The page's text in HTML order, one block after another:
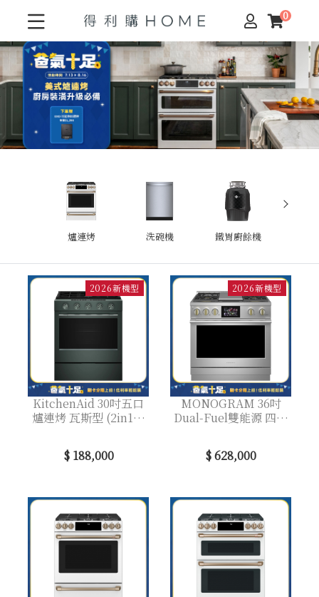
爐連烤 洗碗機 鐵胃廚餘機
2026新機型
KitchenAid 30吋五口
爐連烤 瓦斯型 (2in1雙
$ 188,000
2026新機型
MONOGRAM 36吋
Dual-Fuel雙能源 四口
$ 628,000